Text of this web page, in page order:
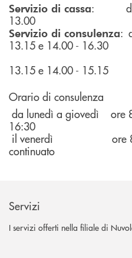
Servizio di cassa: da
13.00
Servizio di consulenza:
13.15 e 14.00 - 16.30
il
13.15 e 14.00 - 15.15
Orario di consulenza
da lunedì a giovedì ore
16:30
il venerdì ore
continuato
Servizi
I servizi offerti nella filiale di